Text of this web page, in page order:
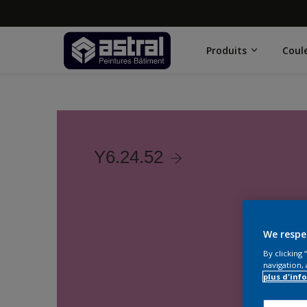
Produits
Y6.24.52
We
By clicking
navigation,
plus